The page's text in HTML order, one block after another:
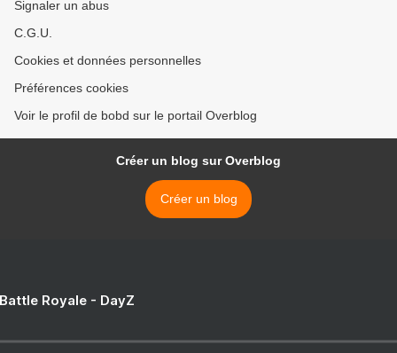
Signaler un abus
C.G.U.
Cookies et données personnelles
Préférences cookies
Voir le profil de bobd sur le portail Overblog
Créer un blog sur Overblog
Créer un blog
Royale - DayZ